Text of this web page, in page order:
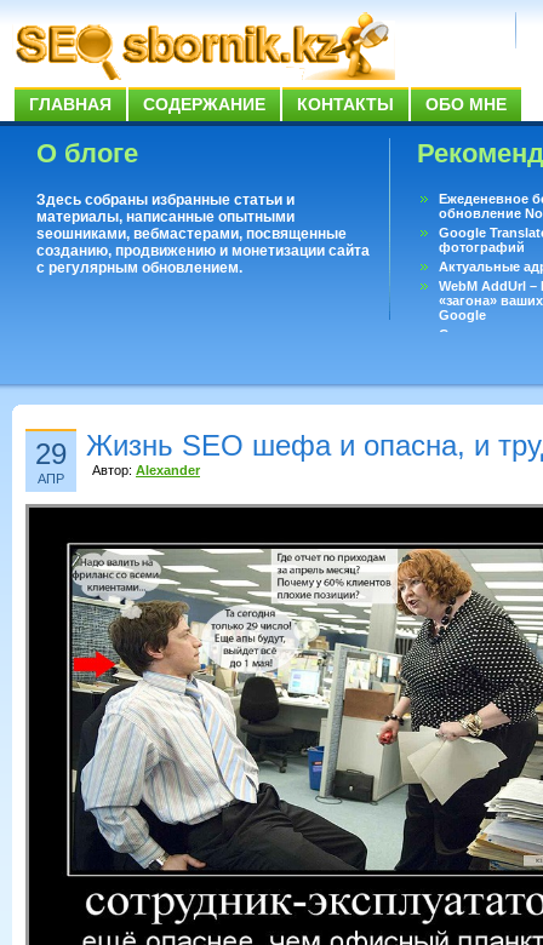
ГЛАВНАЯ СОДЕРЖАНИЕ КОНТАКТЫ ОБО МНЕ
О блоге
Здесь собраны избранные статьи и
материалы, написанные опытными
seoшниками, вебмастерами, посвященные
созданию, продвижению и монетизации сайта
с регулярным обновлением.
Ежеденевное
обновление
Google
фотографий
Актуальные
WebM AddUrl
«загона»
Google
Существует
29
АПР
Жизнь SEO шефа и опасна, и
Автор: Alexander